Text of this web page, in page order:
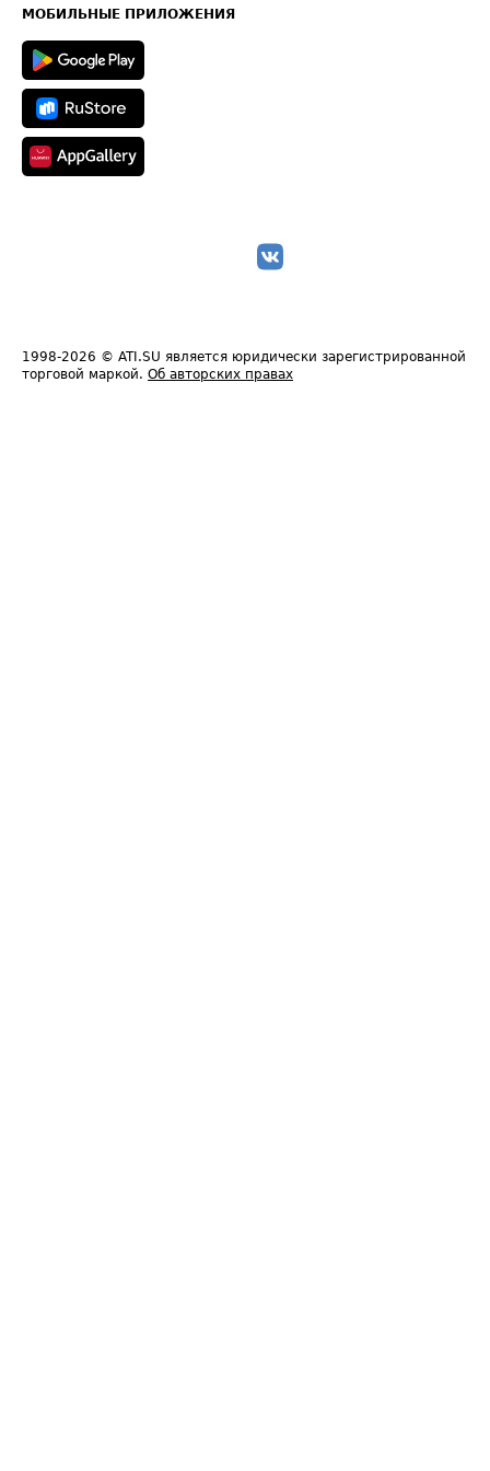
Техническая информация
МОБИЛЬНЫЕ ПРИЛОЖЕНИЯ
1998-2026 © ATI.SU является юридически зарегистрированной
торговой маркой. Об авторских правах